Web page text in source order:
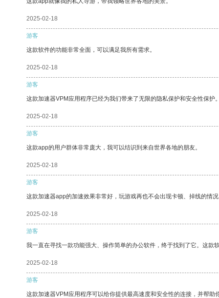
2025-02-18
游客
这款软件的功能非常全面，可以满足我所有需求。
2025-02-18
游客
这款加速器VPM应用程序已经为我们带来了无限的隐私保护和安全性保护
2025-02-18
游客
这款app的用户群体非常庞大，我可以结识到来自世界各地的朋友。
2025-02-18
游客
这款加速器app的加速效果非常好，玩游戏再也不会出现卡顿、掉线的情
2025-02-18
游客
我一直在寻找一款功能强大、操作简单的办公软件，终于找到了它。这
2025-02-18
游客
这款加速器VPM应用程序可以给你提供最高速度和安全性的连接，并帮助